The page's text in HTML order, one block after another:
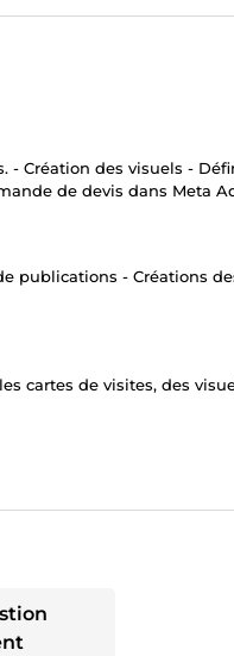
Création des visuels -
de devis dans Meta
- Créations
cartes de visites, des